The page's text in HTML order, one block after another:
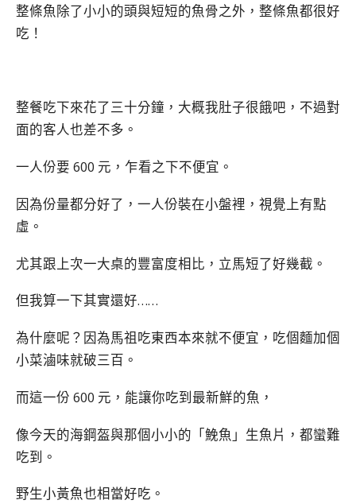
整條魚除了小小的頭與短短的魚骨之外，整條魚都很好
吃！
整餐吃下來花了三十分鐘，大概我肚子很餓吧，不過對
面的客人也差不多。
一人份要 600 元，乍看之下不便宜。
因為份量都分好了，一人份裝在小盤裡，視覺上有點
虛。
尤其跟上次一大桌的豐富度相比，立馬短了好幾截。
但我算一下其實還好……
為什麼呢？因為馬祖吃東西本來就不便宜，吃個麵加個
小菜滷味就破三百。
而這一份 600 元，能讓你吃到最新鮮的魚，
像今天的海鋼盔與那個小小的「鮸魚」生魚片，都蠻難
吃到。
野生小黃魚也相當好吃。